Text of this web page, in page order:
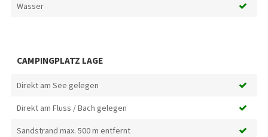
Wasser
CAMPINGPLATZ LAGE
Direkt am See gelegen
Direkt am Fluss / Bach gelegen
Sandstrand max. 500 m entfernt